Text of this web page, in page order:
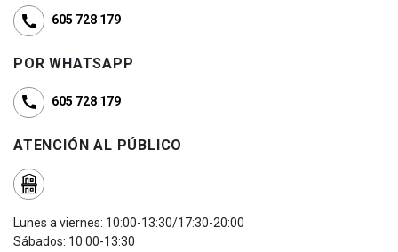
605 728 179
POR WHATSAPP
605 728 179
ATENCIÓN AL PÚBLICO
Lunes a viernes: 10:00-13:30/17:30-20:00
Sábados: 10:00-13:30